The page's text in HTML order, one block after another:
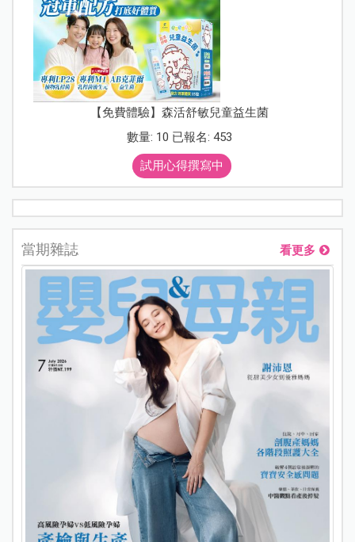
【免費體驗】森活舒敏兒童益生菌
數量: 10 已報名: 453
試用心得撰寫中
當期雜誌 看更多